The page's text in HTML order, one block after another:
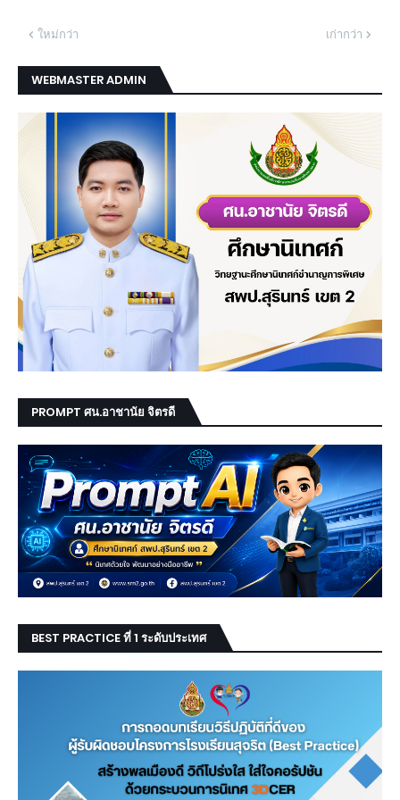
ใหม่กว่า เก่ากว่า
WEBMASTER ADMIN
PROMPT ศน.อาชานัย จิตรดี
BEST PRACTICE ที่ 1 ระดับประเทศ